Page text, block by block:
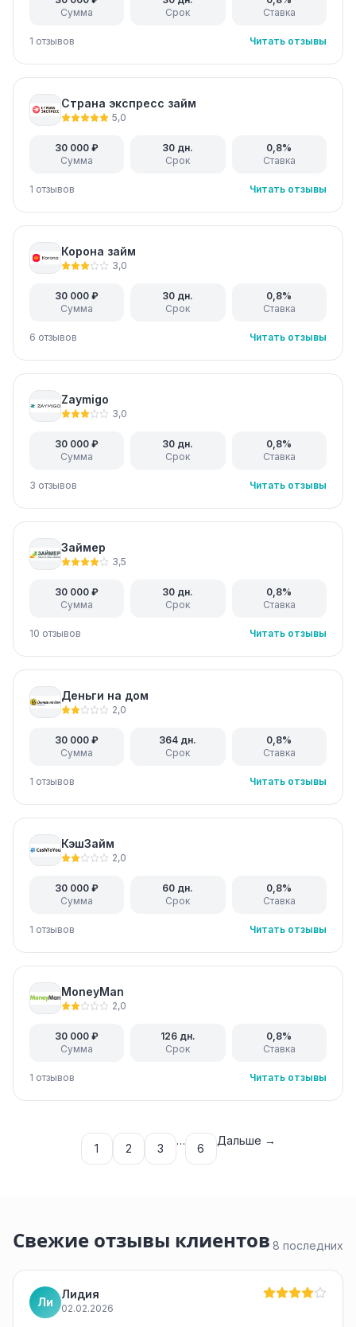
Сумма
Срок
Ставка
1 отзывов Читать отзывы
Страна экспресс займ
5,0
30 000 ₽
Сумма
30 дн.
Срок
0,8%
Ставка
1 отзывов Читать отзывы
Корона займ
3,0
30 000 ₽
Сумма
30 дн.
Срок
0,8%
Ставка
6 отзывов Читать отзывы
Zaymigo
3,0
30 000 ₽
Сумма
30 дн.
Срок
0,8%
Ставка
3 отзывов Читать отзывы
Займер
3,5
30 000 ₽
Сумма
30 дн.
Срок
0,8%
Ставка
10 отзывов Читать отзывы
Деньги на дом
2,0
30 000 ₽
Сумма
364 дн.
Срок
0,8%
Ставка
1 отзывов Читать отзывы
КэшЗайм
2,0
30 000 ₽
Сумма
60 дн.
Срок
0,8%
Ставка
1 отзывов Читать отзывы
MoneyMan
2,0
30 000 ₽
Сумма
126 дн.
Срок
0,8%
Ставка
1 отзывов Читать отзывы
1 2 3
…
6
Дальше →
Свежие отзывы клиентов 8 последних
Ли
Лидия
02.02.2026